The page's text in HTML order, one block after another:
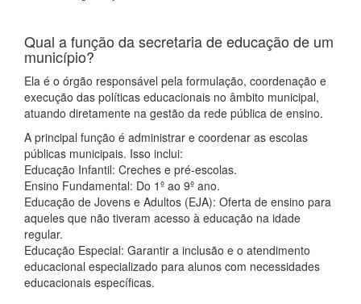
Qual a função da secretaria de educação de um
município?
Ela é o órgão responsável pela formulação, coordenação e
execução das políticas educacionais no âmbito municipal,
atuando diretamente na gestão da rede pública de ensino.
A principal função é administrar e coordenar as escolas
públicas municipais. Isso inclui:
Educação Infantil: Creches e pré-escolas.
Ensino Fundamental: Do 1º ao 9º ano.
Educação de Jovens e Adultos (EJA): Oferta de ensino para
aqueles que não tiveram acesso à educação na idade
regular.
Educação Especial: Garantir a inclusão e o atendimento
educacional especializado para alunos com necessidades
educacionais específicas.